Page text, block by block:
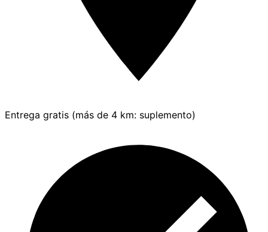
Entrega gratis (más de 4 km: suplemento)